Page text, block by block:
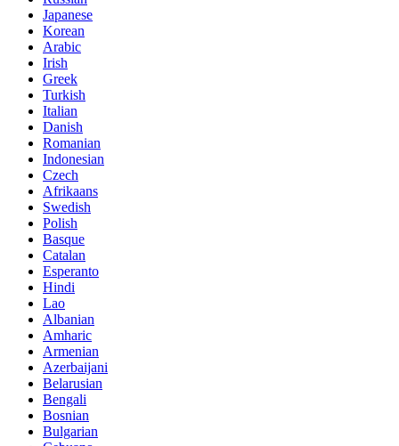
Japanese
Korean
Arabic
Irish
Greek
Turkish
Italian
Danish
Romanian
Indonesian
Czech
Afrikaans
Swedish
Polish
Basque
Catalan
Esperanto
Hindi
Lao
Albanian
Amharic
Armenian
Azerbaijani
Belarusian
Bengali
Bosnian
Bulgarian